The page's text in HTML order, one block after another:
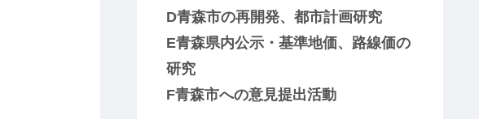
D青森市の再開発、都市計画研究
E青森県内公示・基準地価、路線価の
研究
F青森市への意見提出活動